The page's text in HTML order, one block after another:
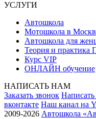
УСЛУГИ
Автошкола
Мотошкола в
Автошкола для
Теория и практика
Курс VIP
ОНЛАЙН обучение
НАПИСАТЬ НАМ
Заказать звонок Написать
вконтакте Наш канал на
2009-2026 Автошкола